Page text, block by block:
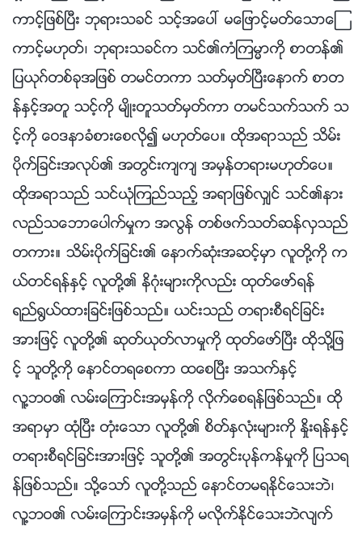
ကာင့္ျဖစ္ၿပီး ဘုရားသခင္ သင့္အေပၚ မေျဖာင့္မတ္ေသာေၾ
ကာင့္မဟုတ္၊ ဘုရားသခင္က သင္၏ကံၾကမၼာကို စာတန္၏
ျပယုဂ္တစ္ခုအျဖစ္ တမင္တကာ သတ္မွတ္ၿပီးေနာက္ စာတ
န္ႏွင့္အတူ သင့္ကို မ်ိဳးတူသတ္မွတ္ကာ တမင္သက္သက္ သ
င့္ကို ေဝဒနာခံစားေစလို၍ မဟုတ္ေပ။ ထိုအရာသည္ သိမ္း
ပိုက္ျခင္းအလုပ္၏ အတြင္းက်က် အမွန္တရားမဟုတ္ေပ။
ထိုအရာသည္ သင္ယုံၾကည္သည့္ အရာျဖစ္လွ်င္ သင္၏နား
လည္သေဘာေပါက္မႈက အလြန္ တစ္ဖက္သတ္ဆန္လွသည္
တကား။ သိမ္းပိုက္ျခင္း၏ ေနာက္ဆုံးအဆင့္မွာ လူတို႔ကို က
ယ္တင္ရန္ႏွင့္ လူတို႔၏ နိဂုံးမ်ားကိုလည္း ထုတ္ေဖာ္ရန္
ရည္႐ြယ္ထားျခင္းျဖစ္သည္။ ယင္းသည္ တရားစီရင္ျခင္း
အားျဖင့္ လူတို႔၏ ဆုတ္ယုတ္လာမႈကို ထုတ္ေဖာ္ၿပီး ထိုသို႔ျဖ
င့္ သူတို႔ကို ေနာင္တရေစကာ ထေစၿပီး အသက္ႏွင့္
လူ႔ဘဝ၏ လမ္းေၾကာင္းအမွန္ကို လိုက္ေစရန္ျဖစ္သည္။ ထို
အရာမွာ ထုံၿပီး တုံးေသာ လူတို႔၏ စိတ္ႏွလုံးမ်ားကို ႏႈိးရန္ႏွင့္
တရားစီရင္ျခင္းအားျဖင့္ သူတို႔၏ အတြင္းပုန္ကန္မႈကို ျပသရ
န္ျဖစ္သည္။ သို႔ေသာ္ လူတို႔သည္ ေနာင္တမရႏိုင္ေသးဘဲ၊
လူ႔ဘဝ၏ လမ္းေၾကာင္းအမွန္ကို မလိုက္ႏိုင္ေသးဘဲလ်က္